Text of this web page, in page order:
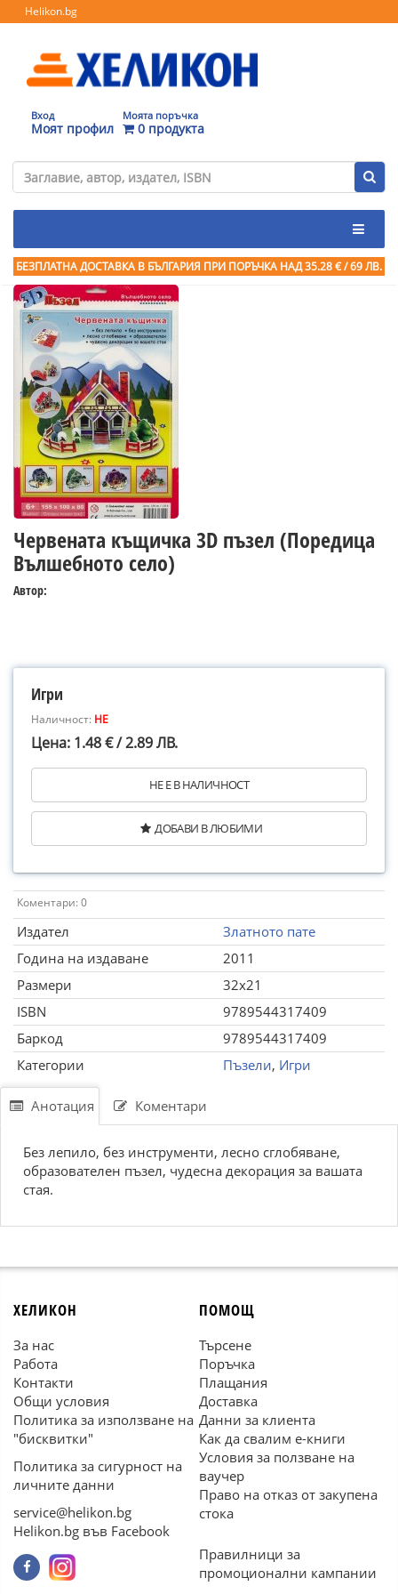
Helikon.bg
Вход
Моят профил
Моята поръчка
0 продукта
БЕЗПЛАТНА ДОСТАВКА В БЪЛГАРИЯ ПРИ ПОРЪЧКА НАД 35.28 € / 69 ЛВ.
Червената къщичка 3D пъзел (Поредица
Вълшебното село)
Автор:
Игри
Наличност: НЕ
Цена: 1.48 € / 2.89 ЛВ.
НЕ Е В НАЛИЧНОСТ
ДОБАВИ В ЛЮБИМИ
Коментари: 0
Издател
Златното пате
Година на издаване
2011
Размери
32x21
ISBN
9789544317409
Баркод
9789544317409
Категории
Пъзели, Игри
Анотация Коментари
Без лепило, без инструменти, лесно сглобяване,
образователен пъзел, чудесна декорация за вашата
стая.
ХЕЛИКОН
За нас
Работа
Контакти
Общи условия
Политика за използване на
"бисквитки"
Политика за сигурност на
личните данни
service@helikon.bg
Helikon.bg във Facebook
ПОМОЩ
Търсене
Поръчка
Плащания
Доставка
Данни за клиента
Как да свалим е-книги
Условия за ползване на
ваучер
Право на отказ от закупена
стока
Правилници за
промоционални кампании